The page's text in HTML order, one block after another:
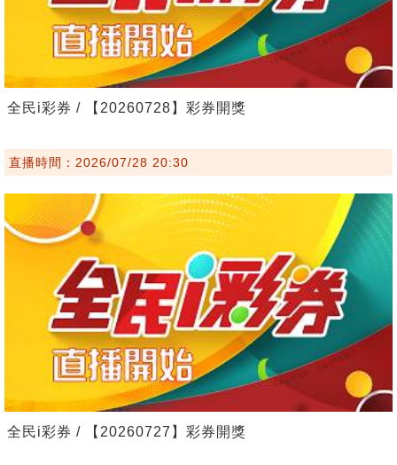
全民i彩券 / 【20260728】彩券開獎
直播時間：2026/07/28 20:30
全民i彩券 / 【20260727】彩券開獎